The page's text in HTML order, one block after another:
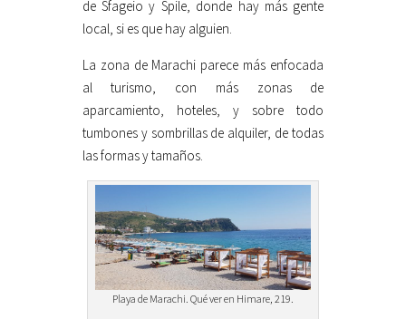
de Sfageio y Spile, donde hay más gente
local, si es que hay alguien.
La zona de Marachi parece más enfocada
al turismo, con más zonas de
aparcamiento, hoteles, y sobre todo
tumbones y sombrillas de alquiler, de todas
las formas y tamaños.
Playa de Marachi. Qué ver en Himare, 219.